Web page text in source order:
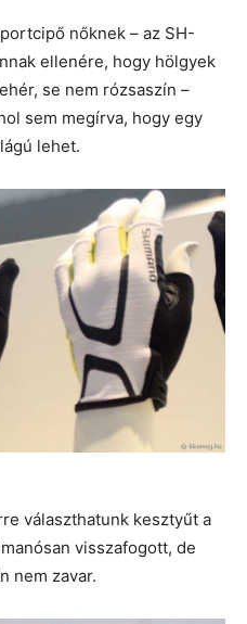
nőknek – az SH-
ellenére, hogy hölgyek
se nem rózsaszín –
sem megírva, hogy egy
lehet.
választhatunk kesztyűt a
visszafogott, de
nem zavar.